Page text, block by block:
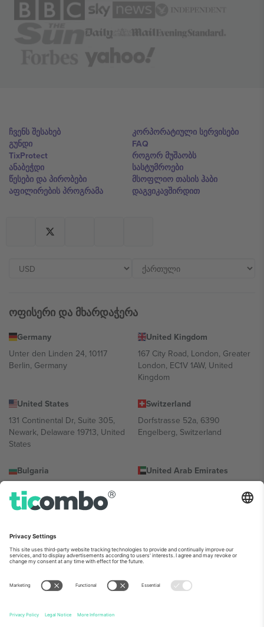
ჩვენს შესახებ
გუნდი
TixProtect
ანაბეჭდი
წესები და პირობები
აფილირების პროგრამა
კორპორატიული სერვისები
FAQ
როგორ მუშაობს
სასტუმროები
მსოფლიო თასის ჰაბი
დაგვიკავშირდით
ოფისერი და მხარდაჭერა
Germany
Unter den Linden 24, 10117
Berlin, Germany
United Kingdom
167 City Road, London, Greater
London, EC1V 1AW, United
Kingdom
United States
131 Continental Dr, Suite 305,
Newark, Delaware 19713, United
States
Switzerland
Dorfstrasse 52a, 6390
Engelberg, Switzerland
Bulgaria
Totleben 53-55, 1606 Sofia,
Bulgaria
United Arab Emirates
Building A1, Office 302, Dubai,
Mexico
Av Chapultepec 360, Roma
Norte, Cuauhtémoc, 06700
Ciudad de México, CDMX,
Mexico
პლატფორმის პროვაიდერის იურიდიული პირი იცვლება